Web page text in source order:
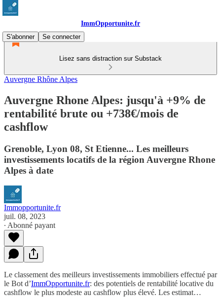
ImmOpportunite.fr
S'abonner
Se connecter
Lisez sans distraction sur Substack
Auvergne Rhône Alpes
Auvergne Rhone Alpes: jusqu'à +9% de
rentabilité brute ou +738€/mois de
cashflow
Grenoble, Lyon 08, St Etienne... Les meilleurs
investissements locatifs de la région Auvergne Rhone
Alpes à date
Immopportunite.fr
juil. 08, 2023
∙ Abonné payant
Le classement des meilleurs investissements immobiliers effectué par
le Bot d’ImmOpportunite.fr: des potentiels de rentabilité locative du
cashflow le plus modeste au cashflow plus élevé. Les estimat…